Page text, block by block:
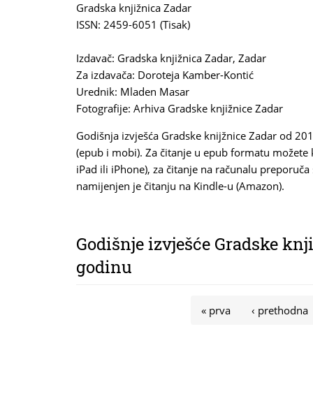
Gradska knjižnica Zadar
ISSN: 2459-6051 (Tisak)
Izdavač: Gradska knjižnica Zadar, Zadar
Za izdavača: Doroteja Kamber-Kontić
Urednik: Mladen Masar
Fotografije: Arhiva Gradske knjižnice Zadar
Godišnja izvješća Gradske knijžnice Zadar od
(epub i mobi). Za čitanje u epub formatu
iPad ili iPhone), za čitanje na računalu
namijenjen je čitanju na Kindle-u (Amazon).
Godišnje izvješće Gradske
godinu
« prva ‹ prethodna